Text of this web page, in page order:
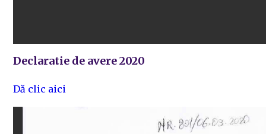
Declaratie de avere 2020
Dă clic aici